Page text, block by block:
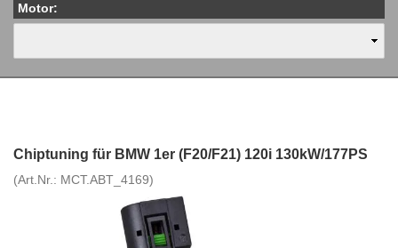
Motor:
Chiptuning für BMW 1er (F20/F21) 120i 130kW/177PS
(Art.Nr.: MCT.ABT_4169)